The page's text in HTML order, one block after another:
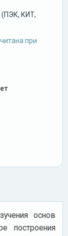
(ПЭК, КИТ,
при
основ
построения